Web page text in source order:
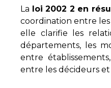
La loi 2002 2 en
coordination entre
elle clarifie les
départements, les
entre
entre les décideurs et